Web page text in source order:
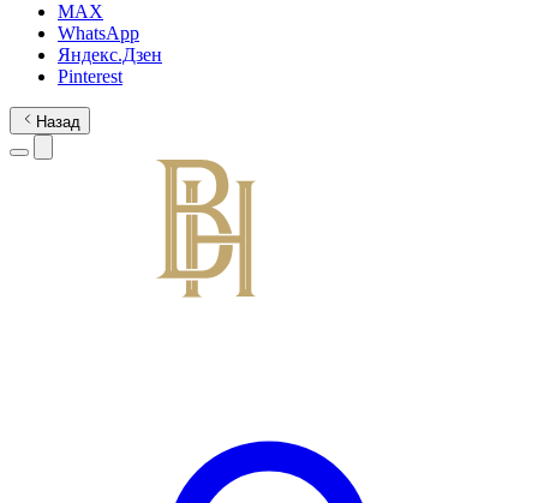
MAX
WhatsApp
Яндекс.Дзен
Pinterest
Назад